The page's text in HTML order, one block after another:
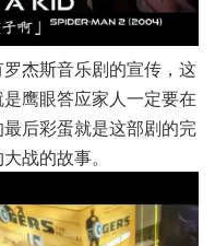
杰斯音乐剧的宣传，这
鹰眼答应家人一定要在
后彩蛋就是这部剧的完
战的故事。